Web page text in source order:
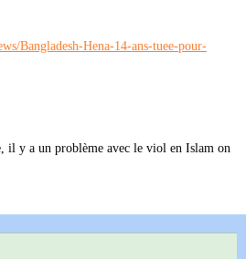
Bangladesh-Hena-14-ans-tuee-pour-
il y a un problème avec le viol en Islam on